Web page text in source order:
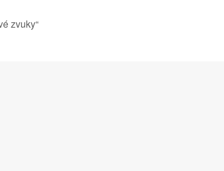
zvuky“